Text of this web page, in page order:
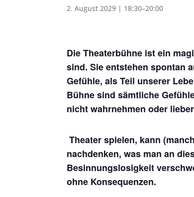
2. August 2029 | 18:30–20:00
Die Theaterbühne ist ein
sind. Sie entstehen spontan
Gefühle, als Teil unserer
Bühne sind sämtliche
nicht wahrnehmen oder
Theater spielen, kann
nachdenken, was man an
Besinnungslosigkeit
ohne Konsequenzen.